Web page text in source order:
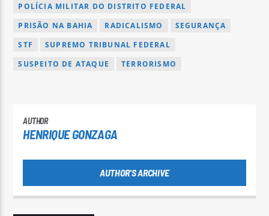
POLÍCIA MILITAR DO DISTRITO FEDERAL
PRISÃO NA BAHIA
RADICALISMO
SEGURANÇA
STF
SUPREMO TRIBUNAL FEDERAL
SUSPEITO DE ATAQUE
TERRORISMO
AUTHOR
HENRIQUE GONZAGA
AUTHOR'S ARCHIVE